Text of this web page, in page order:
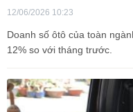
12/06/2026 10:23
Doanh số ôtô của toàn
12% so với tháng trước.